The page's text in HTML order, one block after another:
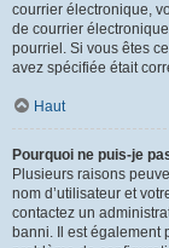
courrier électronique,
de courrier
pourriel. Si vous êtes
avez spécifiée était
Haut
Pourquoi ne puis-je
Plusieurs raisons
nom d’utilisateur et
contactez un
banni. Il est également